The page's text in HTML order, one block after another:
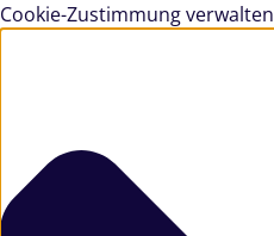
Cookie-Zustimmung verwalten